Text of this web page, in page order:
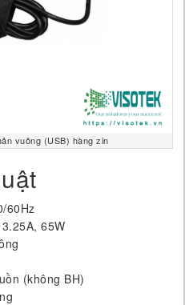
vuông (USB) hàng zin
60Hz
65W
(không BH)